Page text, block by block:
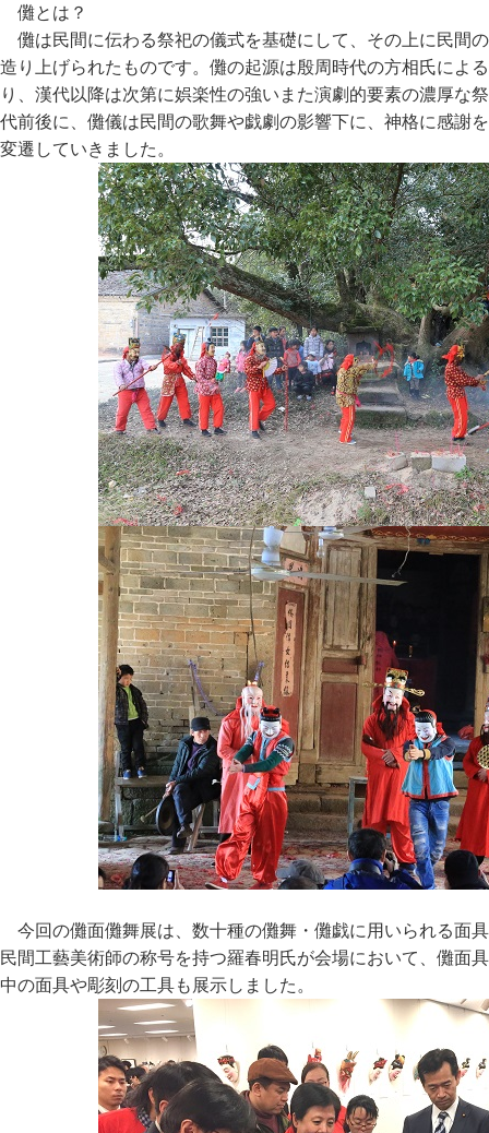
儺とは？
儺は民間に伝わる祭祀の儀式を基礎にして、その上に民間
造り上げられたものです。儺の起源は殷周時代の方相氏によ
り、漢代以降は次第に娯楽性の強いまた演劇的要素の濃厚な
代前後に、儺儀は民間の歌舞や戯劇の影響下に、神格に感謝
変遷していきました。
今回の儺面儺舞展は、数十種の儺舞・儺戯に用いられる面
民間工藝美術師の称号を持つ羅春明氏が会場において、儺面
中の面具や彫刻の工具も展示しました。